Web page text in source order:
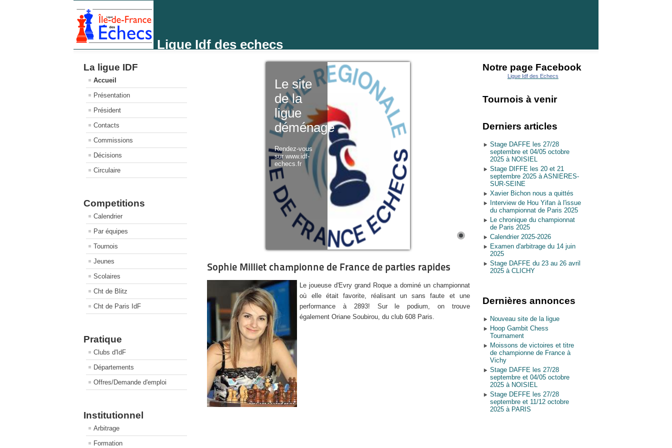
Ligue Idf des echecs
La ligue IDF
Accueil
Présentation
Président
Contacts
Commissions
Décisions
Circulaire
Competitions
Calendrier
Par équipes
Tournois
Jeunes
Scolaires
Cht de Blitz
Cht de Paris IdF
Pratique
Clubs d'IdF
Départements
Offres/Demande d'emploi
Institutionnel
Arbitrage
Formation
Le site
de la
ligue
déménage
Rendez-vous
sur www.idf-
echecs.fr
Sophie Milliet championne de France de parties rapides
Le joueuse d'Evry grand Roque a dominé un championnat
où elle était favorite, réalisant un sans faute et une
performance à 2893! Sur le podium, on trouve
également Oriane Soubirou, du club 608 Paris.
Notre page Facebook
Ligue Idf des Echecs
Tournois à venir
Derniers articles
Stage DAFFE les 27/28
septembre et 04/05 octobre
2025 à NOISIEL
Stage DIFFE les 20 et 21
septembre 2025 à ASNIERES-
SUR-SEINE
Xavier Bichon nous a quittés
Interview de Hou Yifan à l'issue
du championnat de Paris 2025
Le chronique du championnat
de Paris 2025
Calendrier 2025-2026
Examen d'arbitrage du 14 juin
2025
Stage DAFFE du 23 au 26 avril
2025 à CLICHY
Dernières annonces
Nouveau site de la ligue
Hoop Gambit Chess
Tournament
Moissons de victoires et titre
de championne de France à
Vichy
Stage DAFFE les 27/28
septembre et 04/05 octobre
2025 à NOISIEL
Stage DEFFE les 27/28
septembre et 11/12 octobre
2025 à PARIS